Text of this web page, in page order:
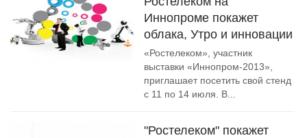
Иннопроме покажет
облака, Утро и инновации
«Ростелеком», участник
выставки «Иннопром-2013»,
приглашает посетить свой стенд
с 11 по 14 июля. В...
"Ростелеком" покажет